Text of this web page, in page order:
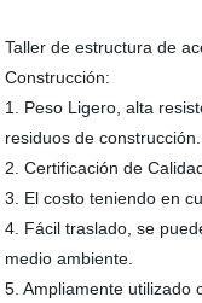
Taller de estructura de
Construcción:
1. Peso Ligero, alta
residuos de construcción.
2. Certificación de
3. El costo teniendo en
4. Fácil traslado, se
medio ambiente.
5. Ampliamente utilizado